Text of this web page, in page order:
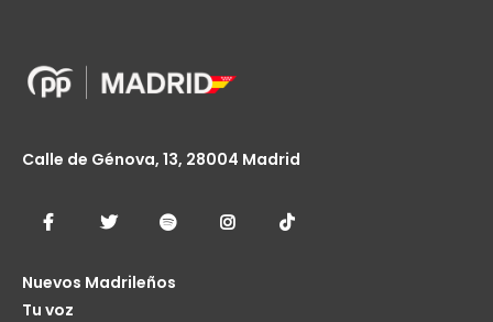
Calle de Génova, 13, 28004 Madrid
Nuevos Madrileños
Tu voz